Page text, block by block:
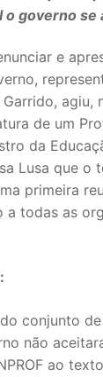
o governo se
e
agiu,
de um
da
Lusa que o
primeira
todas as
conjunto
não
ao